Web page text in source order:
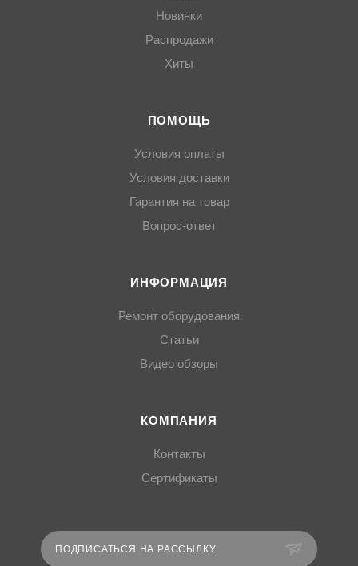
Новинки
Распродажи
Хиты
ПОМОЩЬ
Условия оплаты
Условия доставки
Гарантия на товар
Вопрос-ответ
ИНФОРМАЦИЯ
Ремонт оборудования
Статьи
Видео обзоры
КОМПАНИЯ
Контакты
Сертификаты
ПОДПИСАТЬСЯ НА РАССЫЛКУ